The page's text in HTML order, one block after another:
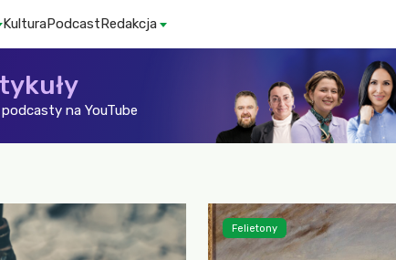
KulturaPodcastRedakcja
na YouTube
Felietony